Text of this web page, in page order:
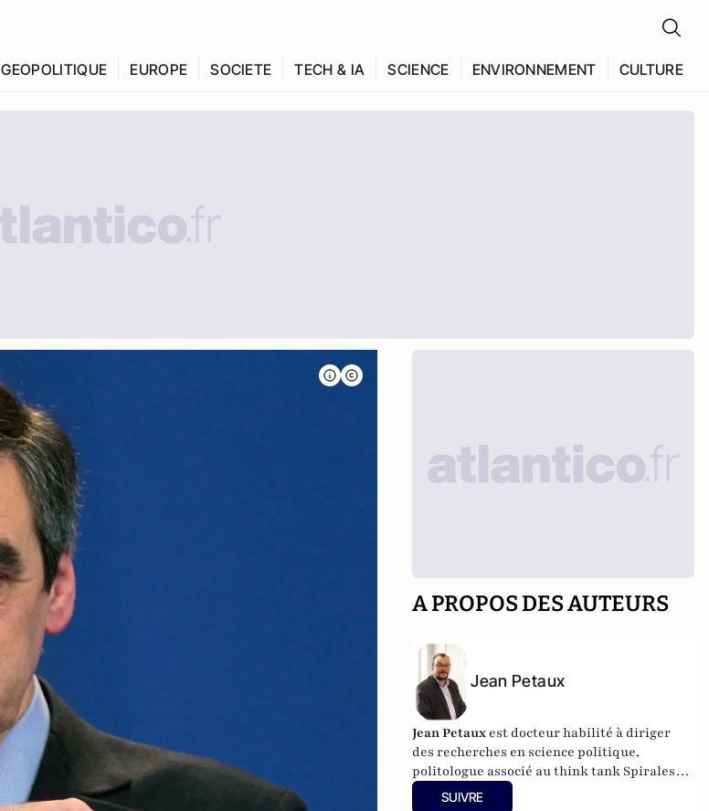
GEOPOLITIQUE EUROPE SOCIETE TECH & IA SCIENCE ENVIRONNEMENT CULTURE
A PROPOS DES AUTEURS
Jean Petaux
Jean Petaux est docteur habilité à diriger
des recherches en science politique,
politologue associé au think tank Spirales
Institut.SUIVRE